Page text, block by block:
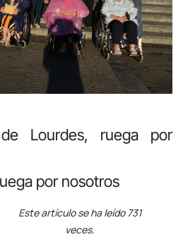
Lourdes, ruega por
por nosotros
Este artículo se ha leído 731
veces.